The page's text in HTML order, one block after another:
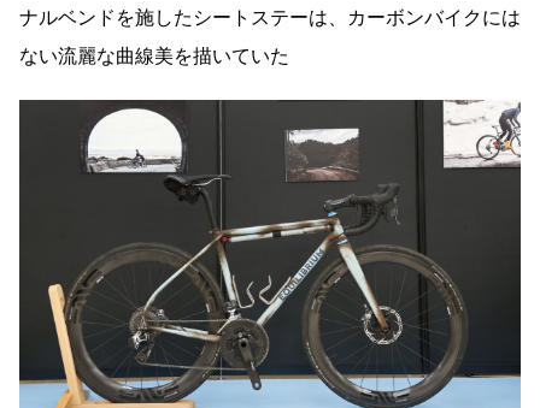
ナルベンドを施したシートステーは、カーボンバイクには
ない流麗な曲線美を描いていた